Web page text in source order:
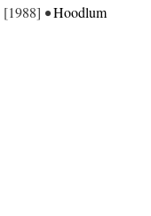
[1988] •Hoodlum